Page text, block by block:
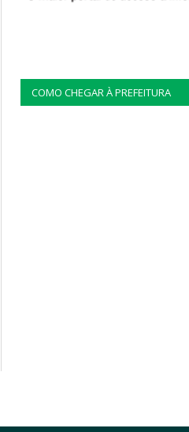
COMO CHEGAR À PREFEITURA